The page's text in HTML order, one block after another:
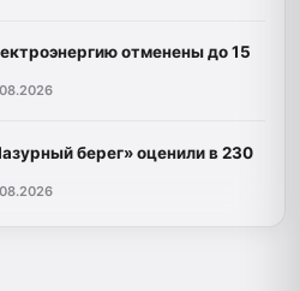
отменены до 15
берег» оценили в 230